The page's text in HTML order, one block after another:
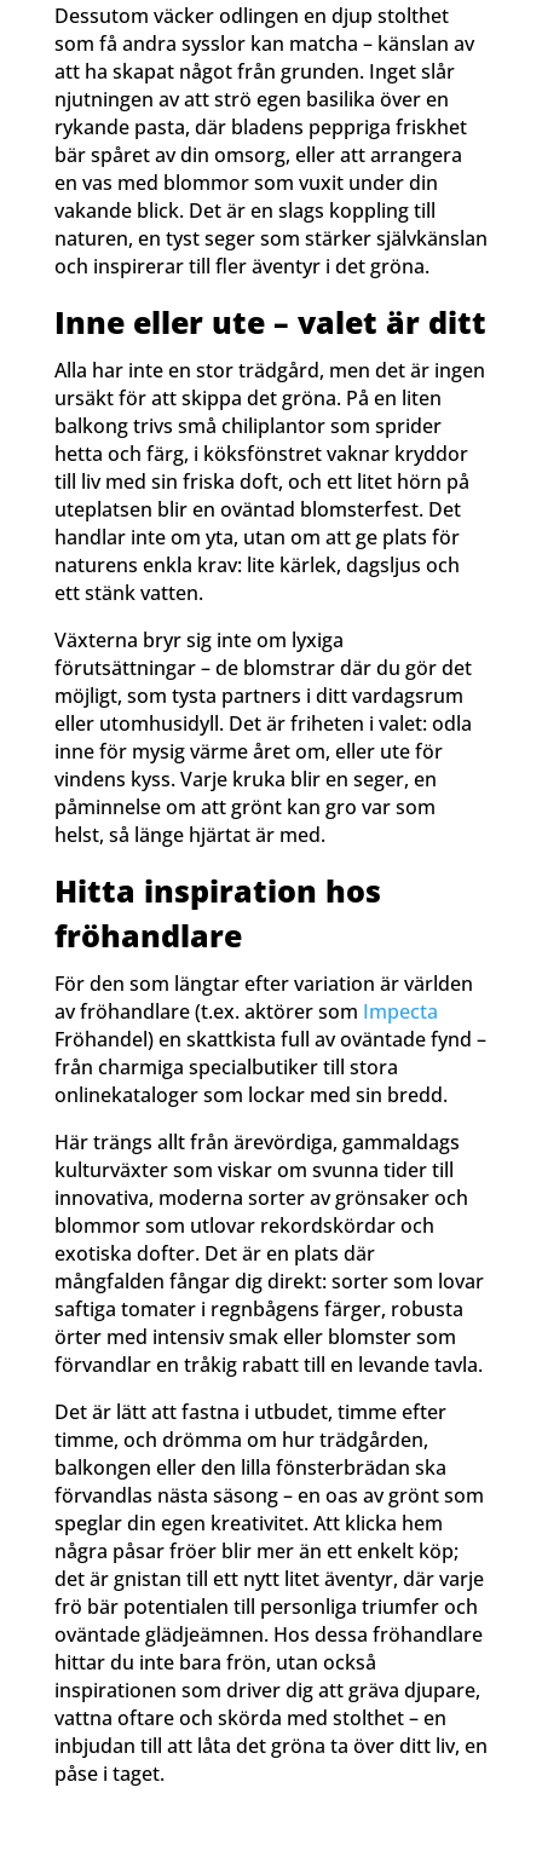
Dessutom väcker odlingen en djup stolthet
som få andra sysslor kan matcha – känslan av
att ha skapat något från grunden. Inget slår
njutningen av att strö egen basilika över en
rykande pasta, där bladens peppriga friskhet
bär spåret av din omsorg, eller att arrangera
en vas med blommor som vuxit under din
vakande blick. Det är en slags koppling till
naturen, en tyst seger som stärker självkänslan
och inspirerar till fler äventyr i det gröna.
Inne eller ute – valet är ditt
Alla har inte en stor trädgård, men det är ingen
ursäkt för att skippa det gröna. På en liten
balkong trivs små chiliplantor som sprider
hetta och färg, i köksfönstret vaknar kryddor
till liv med sin friska doft, och ett litet hörn på
uteplatsen blir en oväntad blomsterfest. Det
handlar inte om yta, utan om att ge plats för
naturens enkla krav: lite kärlek, dagsljus och
ett stänk vatten.
Växterna bryr sig inte om lyxiga
förutsättningar – de blomstrar där du gör det
möjligt, som tysta partners i ditt vardagsrum
eller utomhusidyll. Det är friheten i valet: odla
inne för mysig värme året om, eller ute för
vindens kyss. Varje kruka blir en seger, en
påminnelse om att grönt kan gro var som
helst, så länge hjärtat är med.
Hitta inspiration hos
fröhandlare
För den som längtar efter variation är världen
av fröhandlare (t.ex. aktörer som Impecta
Fröhandel) en skattkista full av oväntade fynd –
från charmiga specialbutiker till stora
onlinekataloger som lockar med sin bredd.
Här trängs allt från ärevördiga, gammaldags
kulturväxter som viskar om svunna tider till
innovativa, moderna sorter av grönsaker och
blommor som utlovar rekordskördar och
exotiska dofter. Det är en plats där
mångfalden fångar dig direkt: sorter som lovar
saftiga tomater i regnbågens färger, robusta
örter med intensiv smak eller blomster som
förvandlar en tråkig rabatt till en levande tavla.
Det är lätt att fastna i utbudet, timme efter
timme, och drömma om hur trädgården,
balkongen eller den lilla fönsterbrädan ska
förvandlas nästa säsong – en oas av grönt som
speglar din egen kreativitet. Att klicka hem
några påsar fröer blir mer än ett enkelt köp;
det är gnistan till ett nytt litet äventyr, där varje
frö bär potentialen till personliga triumfer och
oväntade glädjeämnen. Hos dessa fröhandlare
hittar du inte bara frön, utan också
inspirationen som driver dig att gräva djupare,
vattna oftare och skörda med stolthet – en
inbjudan till att låta det gröna ta över ditt liv, en
påse i taget.